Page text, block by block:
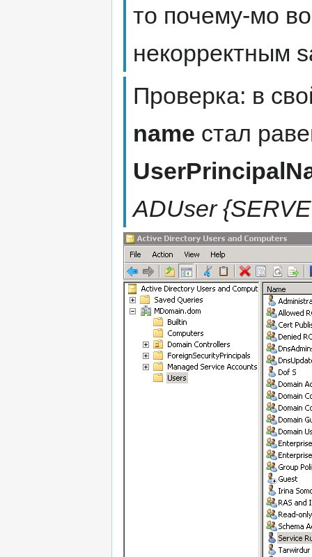
то почему-мо
некорректным
Проверка: в
name стал
ADUser